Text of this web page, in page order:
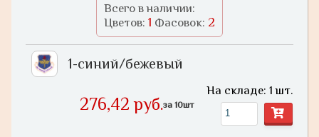
Всего в наличии:
Цветов: 1 Фасовок: 2
1-синий/бежевый
276,42 руб.за 10шт
На складе: 1 шт.